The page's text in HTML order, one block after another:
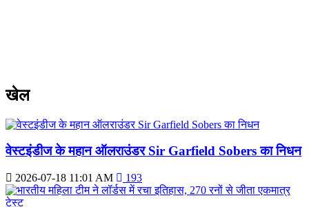
खेल
वेस्टइंडीज के महान ऑलराउंडर Sir Garfield Sobers का निधन
2026-07-18 11:01 AM 193